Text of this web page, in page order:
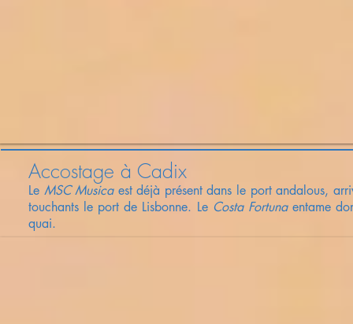
Accostage à Cadix
Le MSC Musica est déjà présentdans le port andalous,
touchants le port de Lisbonne. Le Costa Fortunaentame
quai.